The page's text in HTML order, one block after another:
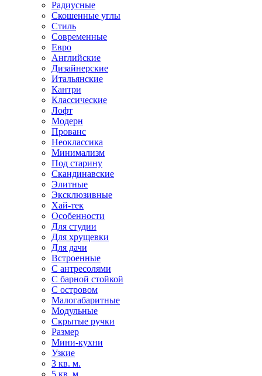
Радиусные
Скошенные углы
Стиль
Современные
Евро
Английские
Дизайнерские
Итальянские
Кантри
Классические
Лофт
Модерн
Прованс
Неоклассика
Минимализм
Под старину
Скандинавские
Элитные
Эксклюзивные
Хай-тек
Особенности
Для студии
Для хрущевки
Для дачи
Встроенные
С антресолями
С барной стойкой
С островом
Малогабаритные
Модульные
Скрытые ручки
Размер
Мини-кухни
Узкие
3 кв. м.
5 кв. м.